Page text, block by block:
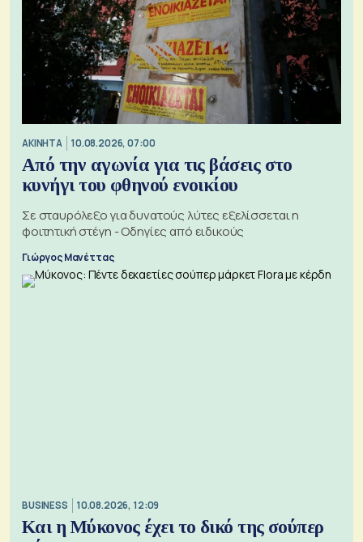
ΑΚΙΝΗΤΑ 10.08.2026, 07:00
Από την αγωνία για τις βάσεις στο
κυνήγι του φθηνού ενοικίου
Σε σταυρόλεξο για δυνατούς λύτες εξελίσσεται η
φοιτητική στέγη - Οδηγίες από ειδικούς
Γιώργος Μανέττας
BUSINESS 10.08.2026, 12:09
Και η Μύκονος έχει το δικό της σούπερ